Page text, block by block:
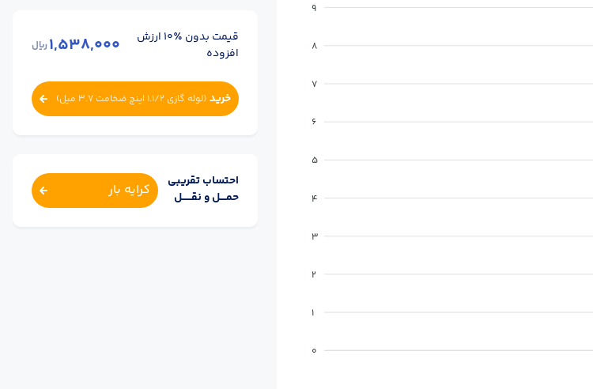
9
8
7
6
5
4
3
2
1
0
قیمت بدون ٪۱۰ ارزش
افزوده
1,538,000ریال
خرید (لوله گازی 1.1/2 اینچ ضخامت 3.7 میل )
احتساب تقریبی
حمــــل و نقــــــل
کرایه بار